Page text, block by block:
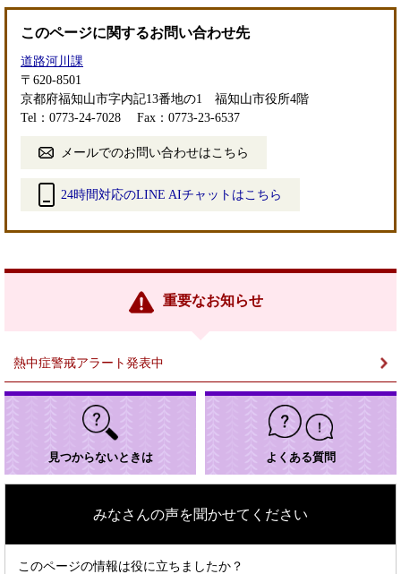
このページに関するお問い合わせ先
道路河川課
〒620-8501
京都府福知山市字内記13番地の1 福知山市役所4階
Tel：0773-24-7028
Fax：0773-23-6537
メールでのお問い合わせはこちら
24時間対応のLINE AIチャットはこちら
リ
重要なお知らせ
熱中症警戒アラート発表中
見つからないときは よくある質問
みなさんの声を聞かせてください
このページの情報は役に立ちましたか？